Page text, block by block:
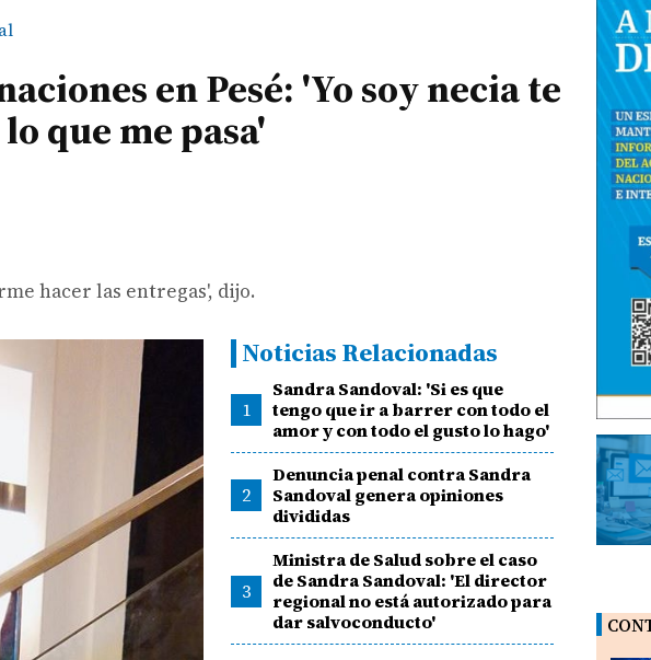
en Pesé: 'Yo soy necia te
que me pasa'
hacer las entregas', dijo.
Noticias Relacionadas
1
Sandra Sandoval: 'Si es que
tengo que ir a barrer con todo el
amor y con todo el gusto lo hago'
2
Denuncia penal contra Sandra
Sandoval genera opiniones
divididas
3
Ministra de Salud sobre el caso
de Sandra Sandoval: 'El director
regional no está autorizado para
dar salvoconducto'